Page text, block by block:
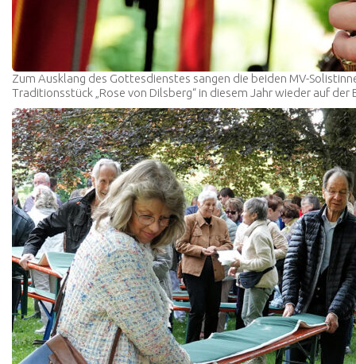
Zum Ausklang des Gottesdienstes sangen die beiden MV-
Traditionsstück „Rose von Dilsberg“ in diesem Jahr wieder auf